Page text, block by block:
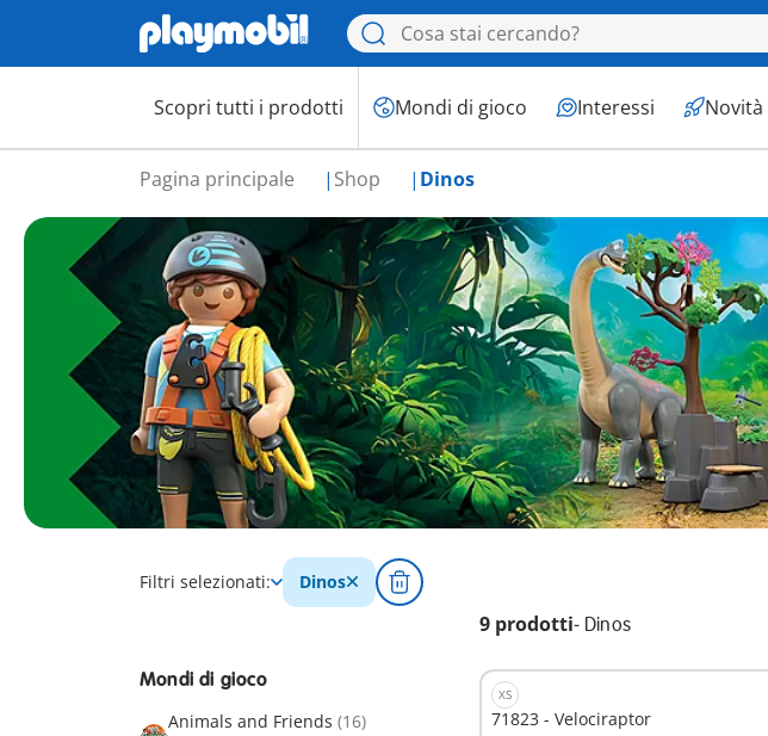
Scopri tutti i prodotti Mondi di gioco Interessi Novità
Pagina principale Shop Dinos
Filtri selezionati: Dinos
9 prodotti- Dinos
Mondi di gioco
Animals and Friends (16)
XS
71823 - Velociraptor